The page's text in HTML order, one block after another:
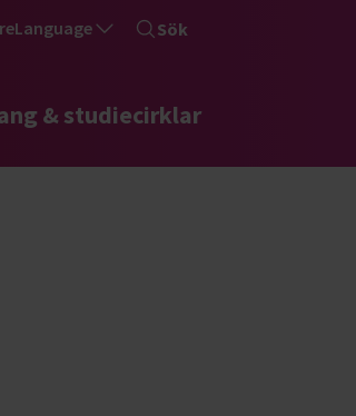
Language Sök
& studiecirklar